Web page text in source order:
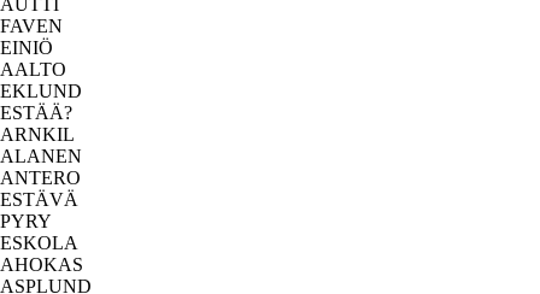
FAVEN
EINIÖ
AALTO
EKLUND
ESTÄÄ?
ARNKIL
ALANEN
ANTERO
ESTÄVÄ
PYRY
ESKOLA
AHOKAS
ASPLUND